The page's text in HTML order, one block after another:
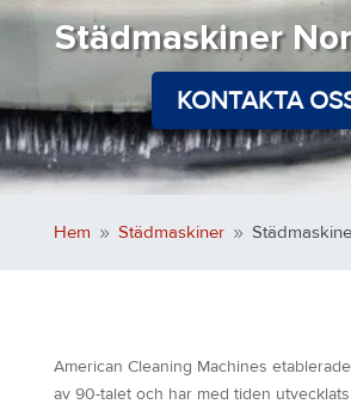
Städmaskiner
KONTAKTA
Hem 9 Städmaskiner 9
American Cleaning Machines
av 90-talet och har med tiden